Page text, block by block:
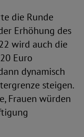
die Runde
Erhöhung des
wird auch die
Euro
dynamisch
steigen.
Frauen würden